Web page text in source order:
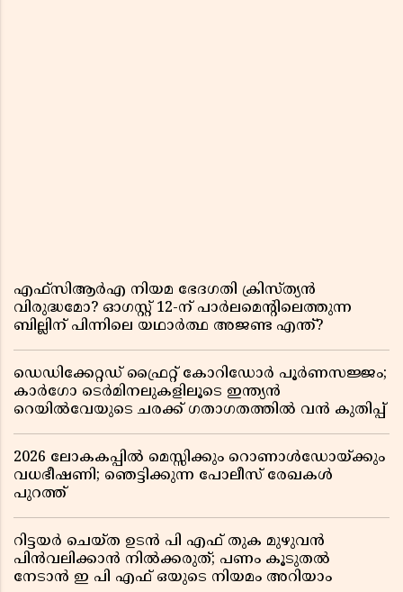
എഫ്സിആർഎ നിയമ ഭേദഗതി ക്രിസ്ത്യൻ
വിരുദ്ധമോ? ഓഗസ്റ്റ് 12-ന് പാർലമെന്റിലെത്തുന്ന
ബില്ലിന് പിന്നിലെ യഥാർത്ഥ അജണ്ട എന്ത്?
ഡെഡിക്കേറ്റഡ് ഫ്രൈറ്റ് കോറിഡോർ പൂർണസജ്ജം;
കാർഗോ ടെർമിനലുകളിലൂടെ ഇന്ത്യൻ
റെയിൽവേയുടെ ചരക്ക് ഗതാഗതത്തിൽ വൻ കുതിപ്പ്
2026 ലോകകപ്പിൽ മെസ്സിക്കും റൊണാൾഡോയ്ക്കും
വധഭീഷണി; ഞെട്ടിക്കുന്ന പോലീസ് രേഖകൾ
പുറത്ത്
റിട്ടയർ ചെയ്ത ഉടൻ പി എഫ് തുക മുഴുവൻ
പിൻവലിക്കാൻ നിൽക്കരുത്; പണം കൂടുതൽ
നേടാൻ ഇ പി എഫ് ഒയുടെ നിയമം അറിയാം